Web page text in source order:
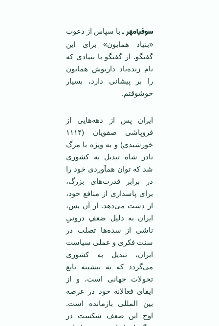
سوفیامهر ـبا سپاس از دعوت
«بنیاد همایون» برای این
گفتگو. از گفتگو با بنیادی که
نام زنده‌یاد داریوش همایون
را بر پیشانی دارد، بسیار
خوشوقتم.
ایران پس از دهه‌هایی از
فروپاشی صفویان (۱۱۱۴
خورشیدی) و به ویژه با مرگ
نادر شاه تبدیل به کشوری
شد که توان همآوردی خود را
در برابر قدرت‌های بزرگ،
برای پاسداری از منافع خود،
از دست می‌دهد. از آن پس،
ایران به دلیل ضعفِ درونیِ
ناشی از سده‌ها تصلب در
سنت فکری و عملی سیاست
ایران، تبدیل به کشوری
می‌گردد که به بیشینه تابع
تحولات جهانی است، و از
ایفای فعالانه خود در عرصه
بین المللی بازمانده است.
اوج این ضعف شکست در